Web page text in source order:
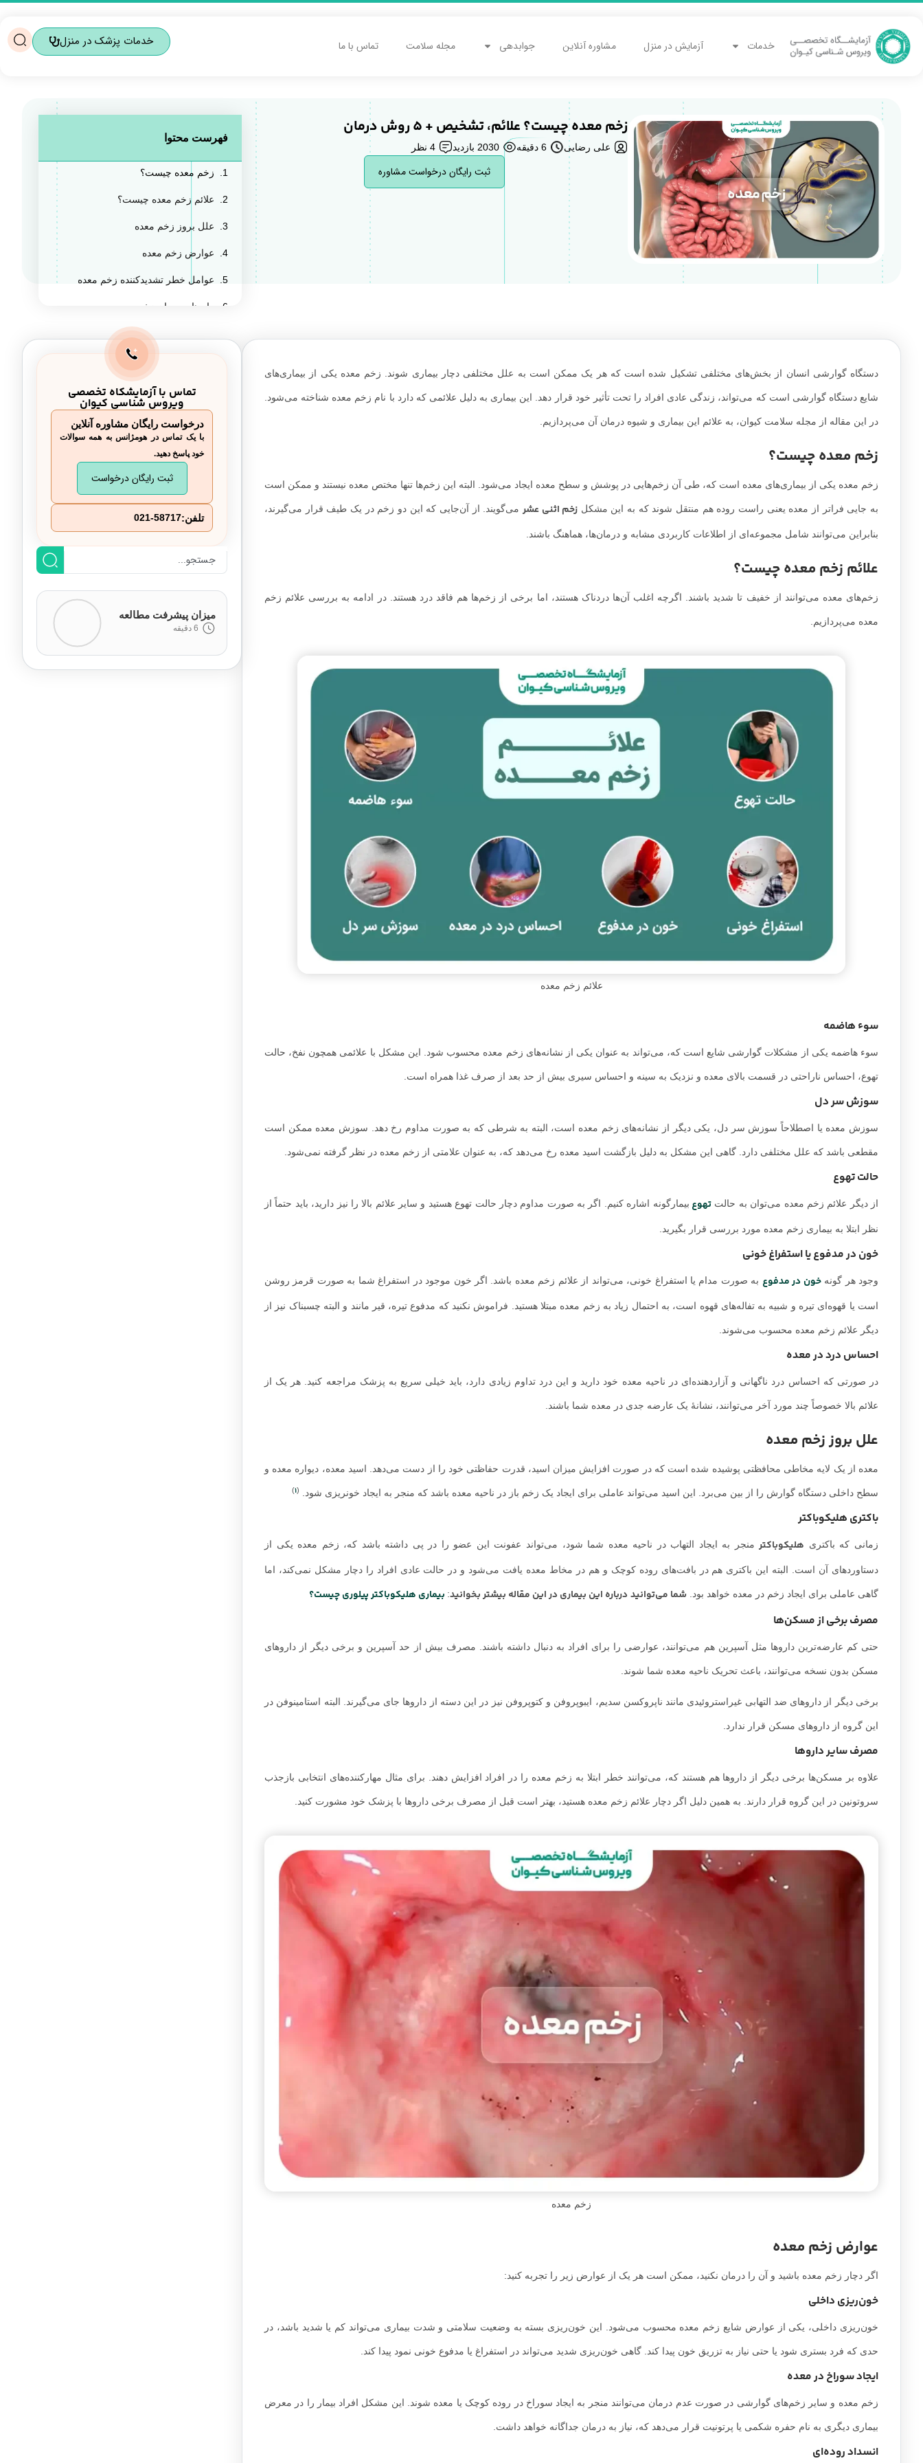
خدمات آزمایش در منزل مشاوره آنلاین جوابدهی مجله سلامت تماس با ما خدمات پزشک در منزل
زخم معده چیست؟ علائم، تشخیص + 5 روش درمان
علی رضایی 6 دقیقه 2030 بازدید 4 نظر
ثبت رایگان درخواست مشاوره
فهرست محتوا
زخم معده چیست؟
علائم زخم معده چیست؟
علل بروز زخم معده
عوارض زخم معده
عوامل خطر تشدیدکننده زخم معده
راه های درمان زخم معده
دستگاه گوارشی انسان از بخش‌های مختلفی تشکیل شده است که هر یک ممکن است به علل مختلفی دچار بیماری شوند. زخم معده یکی از بیماری‌های
شایع دستگاه گوارشی است که می‌تواند، زندگی عادی افراد را تحت تأثیر خود قرار دهد. این بیماری به دلیل علائمی که دارد با نام زخم معده شناخته می‌شود.
در این مقاله از مجله سلامت کیوان، به علائم این بیماری و شیوه درمان آن می‌پردازیم.
زخم معده چیست؟
زخم معده یکی از بیماری‌های معده است که، طی آن زخم‌هایی در پوشش و سطح معده ایجاد می‌شود. البته این زخم‌ها تنها مختص معده نیستند و ممکن است
به جایی فراتر از معده یعنی راست روده هم منتقل شوند که به این مشکل زخم اثنی عشر می‌گویند. از آن‌جایی که این دو زخم در یک طیف قرار می‌گیرند،
بنابراین می‌توانند شامل مجموعه‌ای از اطلاعات کاربردی مشابه و درمان‌ها، هماهنگ باشند.
علائم زخم معده چیست؟
زخم‌های معده می‌توانند از خفیف تا شدید باشند. اگرچه اغلب آن‌ها دردناک هستند، اما برخی از زخم‌ها هم فاقد درد هستند. در ادامه به بررسی علائم زخم
معده می‌پردازیم.
علائم زخم معده
سوء هاضمه
سوء هاضمه یکی از مشکلات گوارشی شایع است که، می‌تواند به عنوان یکی از نشانه‌های زخم معده محسوب شود. این مشکل با علائمی همچون نفخ، حالت
تهوع، احساس ناراحتی در قسمت بالای معده و نزدیک به سینه و احساس سیری بیش از حد بعد از صرف غذا همراه است.
سوزش سر دل
سوزش معده یا اصطلاحاً سوزش سر دل، یکی دیگر از نشانه‌های زخم معده است، البته به شرطی که به صورت مداوم رخ دهد. سوزش معده ممکن است
مقطعی باشد که علل مختلفی دارد. گاهی این مشکل به دلیل بازگشت اسید معده رخ می‌دهد که، به عنوان علامتی از زخم معده در نظر گرفته نمی‌شود.
حالت تهوع
از دیگر علائم زخم معده می‌توان به حالتتهوع بیمارگونه اشاره کنیم. اگر به صورت مداوم دچار حالت تهوع هستید و سایر علائم بالا را نیز دارید، باید حتماً از
نظر ابتلا به بیماری زخم معده مورد بررسی قرار بگیرید.
خون در مدفوع یا استفراغ خونی
وجود هر گونهخون در مدفوع به صورت مدام یا استفراغ خونی، می‌تواند از علائم زخم معده باشد. اگر خون موجود در استفراغ شما به صورت قرمز روشن
است یا قهوه‌ای تیره و شبیه به تفاله‌های قهوه است، به احتمال زیاد به زخم معده مبتلا هستید. فراموش نکنید که مدفوع تیره، قیر مانند و البته چسبناک نیز از
دیگر علائم زخم معده محسوب می‌شوند.
احساس درد در معده
در صورتی که احساس درد ناگهانی و آزاردهنده‌ای در ناحیه معده خود دارید و این درد تداوم زیادی دارد، باید خیلی سریع به پزشک مراجعه کنید. هر یک از
علائم بالا خصوصاً چند مورد آخر می‌توانند، نشانۀ یک عارضه جدی در معده شما باشند.
علل بروز زخم معده
معده از یک لایه مخاطی محافظتی پوشیده شده است که در صورت افزایش میزان اسید، قدرت حفاظتی خود را از دست می‌دهد. اسید معده، دیواره معده و
سطح داخلی دستگاه گوارش را از بین می‌برد. این اسید می‌تواند عاملی برای ایجاد یک زخم باز در ناحیه معده باشد که منجر به ایجاد خونریزی شود. (
1
)
باکتری هلیکوباکتر
زمانی که باکتری هلیکوباکتر منجر به ایجاد التهاب در ناحیه معده شما شود، می‌تواند عفونت این عضو را در پی داشته باشد که، زخم معده یکی از
دستاوردهای آن است. البته این باکتری هم در بافت‌های روده کوچک و هم در مخاط معده یافت می‌شود و در حالت عادی افراد را دچار مشکل نمی‌کند، اما
گاهی عاملی برای ایجاد زخم در معده خواهد بود. شما می‌توانید درباره این بیماری در این مقاله بیشتر بخوانید: بیماری هلیکوباکتر پیلوری چیست؟
مصرف برخی از مسکن‌ها
حتی کم عارضه‌ترین داروها مثل آسپرین هم می‌توانند، عوارضی را برای افراد به دنبال داشته باشند. مصرف بیش از حد آسپرین و برخی دیگر از داروهای
مسکن بدون نسخه می‌توانند، باعث تحریک ناحیه معده شما شوند.
برخی دیگر از داروهای ضد التهابی غیراستروئیدی مانند ناپروکسن سدیم، ایبوپروفن و کتوپروفن نیز در این دسته از داروها جای می‌گیرند. البته استامینوفن در
این گروه از داروهای مسکن قرار ندارد.
مصرف سایر داروها
علاوه بر مسکن‌ها برخی دیگر از داروها هم هستند که، می‌توانند خطر ابتلا به زخم معده را در افراد افزایش دهند. برای مثال مهارکننده‌های انتخابی بازجذب
سروتونین در این گروه قرار دارند. به همین دلیل اگر دچار علائم زخم معده هستید، بهتر است قبل از مصرف برخی داروها با پزشک خود مشورت کنید.
زخم معده
عوارض زخم معده
اگر دچار زخم معده باشید و آن را درمان نکنید، ممکن است هر یک از عوارض زیر را تجربه کنید:
خون‌ریزی داخلی
خون‌ریزی داخلی، یکی از عوارض شایع زخم معده محسوب می‌شود. این خون‌ریزی بسته به وضعیت سلامتی و شدت بیماری می‌تواند کم یا شدید باشد، در
حدی که فرد بستری شود یا حتی نیاز به تزریق خون پیدا کند. گاهی خون‌ریزی شدید می‌تواند در استفراغ یا مدفوع خونی نمود پیدا کند.
ایجاد سوراخ در معده
زخم‌ معده و سایر زخم‌های گوارشی در صورت عدم درمان می‌توانند منجر به ایجاد سوراخ در روده کوچک یا معده شوند. این مشکل افراد بیمار را در معرض
بیماری دیگری به نام حفره شکمی یا پرتونیت قرار می‌دهد که، نیاز به درمان جداگانه خواهد داشت.
انسداد روده‌ای
تماس با آزمایشکاه تخصصی
ویروس شناسی کیوان
درخواست رایگان مشاوره آنلاین
با یک تماس در هومژانس به همه سوالات
خود پاسخ دهید.
ثبت رایگان درخواست
تلفن:021-58717
میزان پیشرفت مطالعه
6 دقیقه